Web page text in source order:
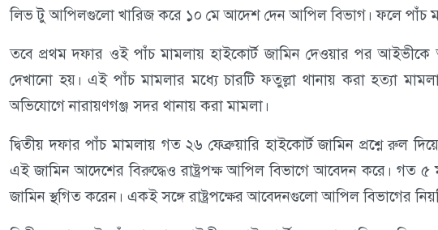
লিভ টু আপিলগুলো খারিজ করে ১০ মে আদেশ দেন আপিল বিভাগ। ফলে পাঁচ
তবে প্রথম দফার ওই পাঁচ মামলায় হাইকোর্ট জামিন দেওয়ার পর
দেখানো হয়। এই পাঁচ মামলার মধ্যে চারটি ফতুল্লা থানায় করা হত্যা
অভিযোগে নারায়ণগঞ্জ সদর থানায় করা মামলা।
দ্বিতীয় দফার পাঁচ মামলায় গত ২৬ ফেব্রুয়ারি হাইকোর্ট জামিন প্রশ্নে রুল
এই জামিন আদেশের বিরুদ্ধেও রাষ্ট্রপক্ষ আপিল বিভাগে আবেদন করে। গত ৫
জামিন স্থগিত করেন। একই সঙ্গে রাষ্ট্রপক্ষের আবেদনগুলো আপিল বিভাগের